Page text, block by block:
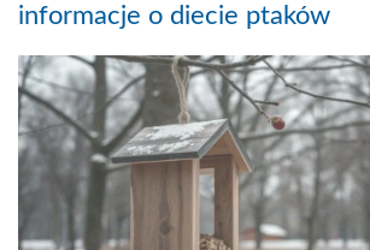
informacje o diecie ptaków